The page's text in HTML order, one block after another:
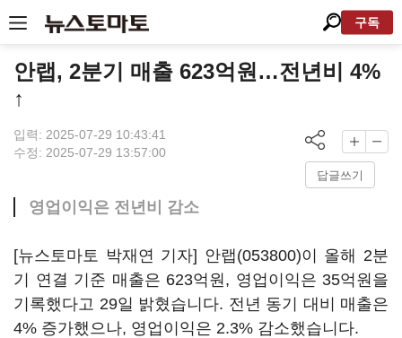
구독
안랩, 2분기 매출 623억원…전년비 4%
↑
입력: 2025-07-29 10:43:41
수정: 2025-07-29 13:57:00
답글쓰기
영업이익은 전년비 감소
[뉴스토마토 박재연 기자] 안랩(053800)이 올해 2분
기 연결 기준 매출은 623억원, 영업이익은 35억원을
기록했다고 29일 밝혔습니다. 전년 동기 대비 매출은
4% 증가했으나, 영업이익은 2.3% 감소했습니다.